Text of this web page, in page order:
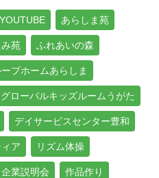
YOUTUBE あらしま苑
苑 ふれあいの森
プホームあらしま
グローバルキッズルームうがた
デイサービスセンター豊和
ア リズム体操
企業説明会 作品作り